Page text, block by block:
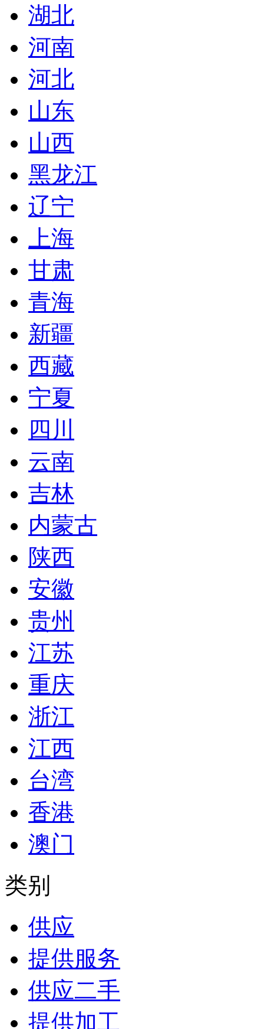
湖北
河南
河北
山东
山西
黑龙江
辽宁
上海
甘肃
青海
新疆
西藏
宁夏
四川
云南
吉林
内蒙古
陕西
安徽
贵州
江苏
重庆
浙江
江西
台湾
香港
澳门
类别
供应
提供服务
供应二手
提供加工